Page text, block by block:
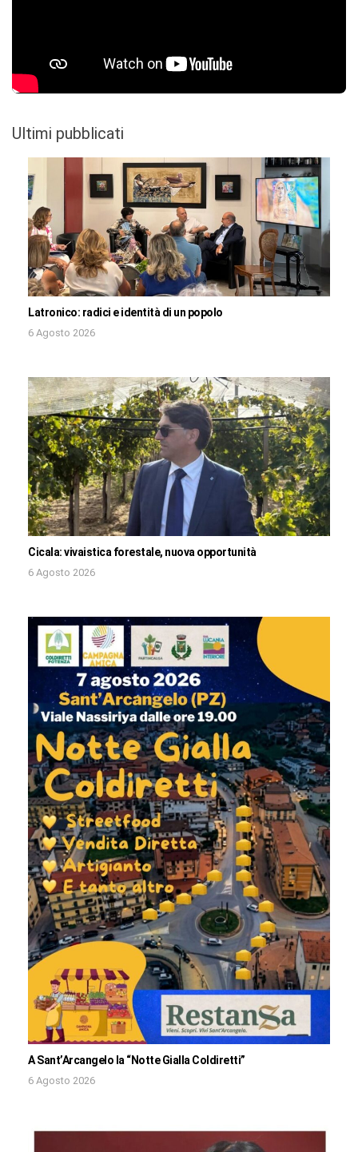
Ultimi pubblicati
Latronico: radici e identità di un popolo
6 Agosto 2026
Cicala: vivaistica forestale, nuova opportunità
6 Agosto 2026
A Sant’Arcangelo la “Notte Gialla Coldiretti”
6 Agosto 2026